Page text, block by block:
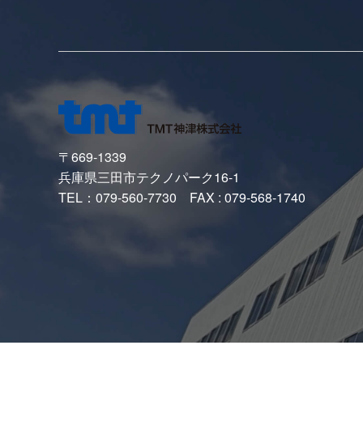
〒669-1339
兵庫県三田市テクノパーク16-1
TEL：079-560-7730 FAX : 079-568-1740